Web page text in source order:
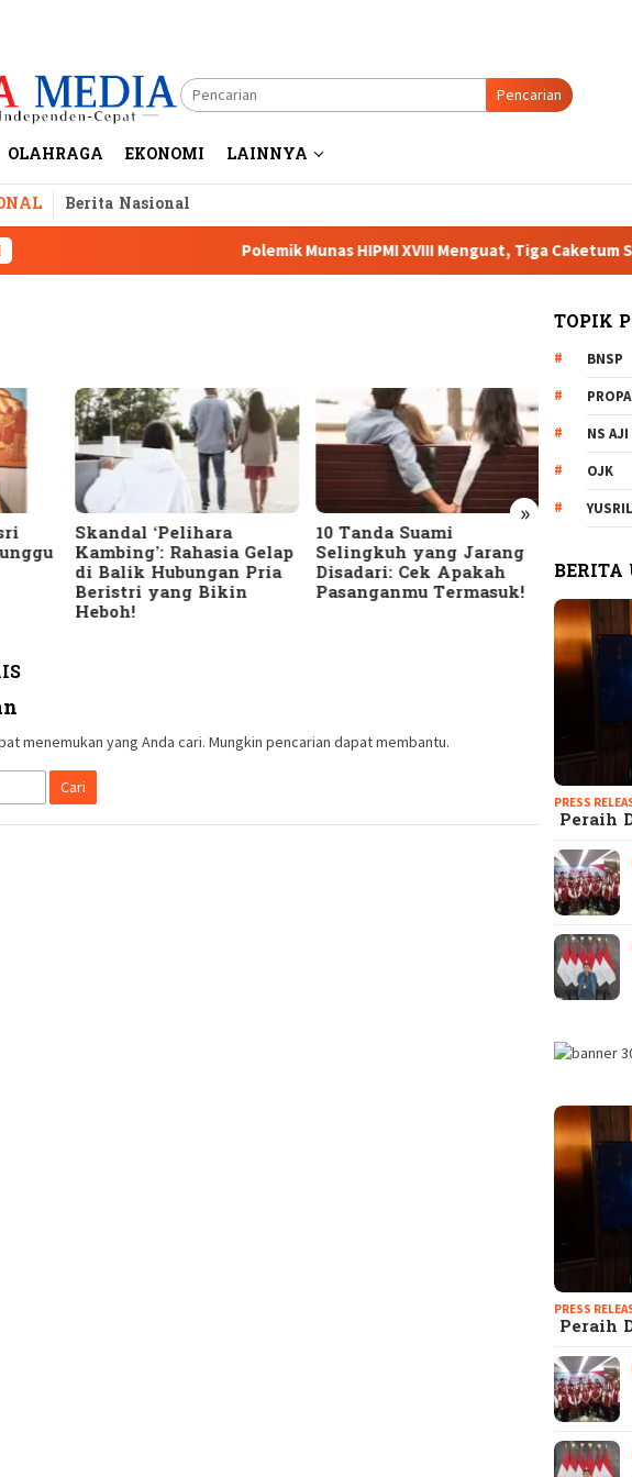
Pencarian
OLAHRAGA EKONOMI LAINNYA
Berita Nasional
Polemik Munas HIPMI XVIII Menguat, Tiga Caketum Soroti
»
Skandal ‘Pelihara
Kambing’: Rahasia Gelap
di Balik Hubungan Pria
Beristri yang Bikin
Heboh!
10 Tanda Suami
Selingkuh yang Jarang
Disadari: Cek Apakah
Pasanganmu Termasuk!
Banyak
HTS
Serius
menemukan yang Anda cari. Mungkin pencarian dapat membantu.
TOPIK
BNSP
NS
OJK
BERITA
PRESS
Peraih
PRESS
Peraih